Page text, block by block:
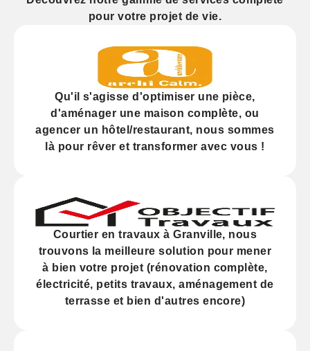
pour votre projet de vie.
Qu'il s'agisse d'optimiser une pièce,
d'aménager une maison complète, ou
agencer un hôtel/restaurant, nous sommes
là pour rêver et transformer avec vous !
Courtier en travaux à Granville, nous
trouvons la meilleure solution pour mener
à bien votre projet (rénovation complète,
électricité, petits travaux, aménagement de
terrasse et bien d'autres encore)